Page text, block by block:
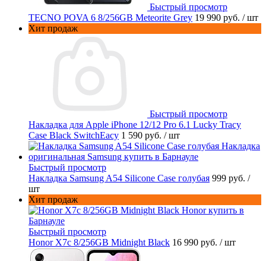
Быстрый просмотр
TECNO POVA 6 8/256GB Meteorite Grey 19 990 руб. / шт
Хит продаж
Быстрый просмотр
Накладка для Apple iPhone 12/12 Pro 6.1 Lucky Tracy
Case Black SwitchEacy 1 590 руб. / шт
Быстрый просмотр
Накладка Samsung A54 Silicone Case голубая 999 руб. /
шт
Хит продаж
Быстрый просмотр
Honor X7c 8/256GB Midnight Black 16 990 руб. / шт